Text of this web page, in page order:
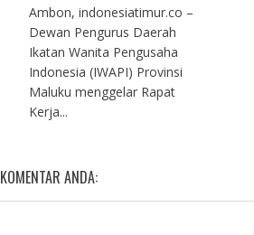
Ambon, indonesiatimur.co –
Dewan Pengurus Daerah
Ikatan Wanita Pengusaha
Indonesia (IWAPI) Provinsi
Maluku menggelar Rapat
Kerja...
KOMENTAR ANDA: